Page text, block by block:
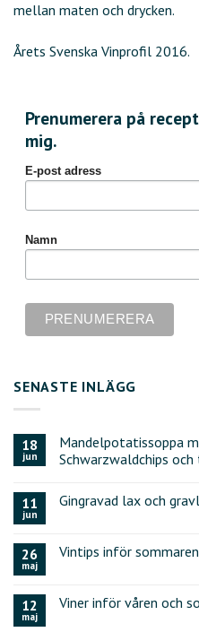
mellan maten och drycken.
Årets Svenska Vinprofil 2016.
Prenumerera på
mig.
E-post adress
Namn
SENASTE INLÄGG
18
jun
Mandelpotatissoppa
Schwarzwaldchips och
11
jun
Gingravad lax och
26
maj
Vintips inför
12
maj
Viner inför våren och